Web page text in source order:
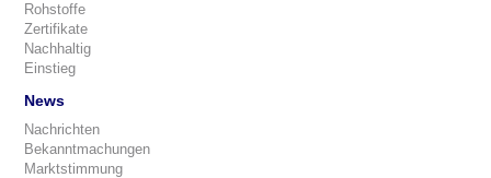
Rohstoffe
Zertifikate
Nachhaltig
Einstieg
News
Nachrichten
Bekanntmachungen
Marktstimmung